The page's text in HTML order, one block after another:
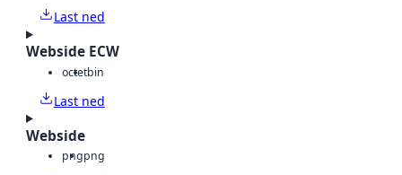
Last ned
Webside ECW
octetbin
Last ned
Webside
pngpng